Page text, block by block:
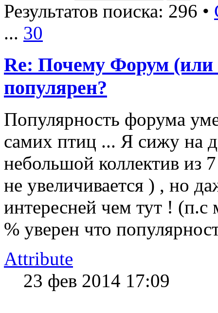
Результатов поиска: 296 •
... 30
Re: Почему Форум (или
популярен?
Популярность форума
самих птиц ... Я сижу на
небольшой коллектив из
не увеличивается ) , но
интересней чем тут !
% уверен что
Attribute
23 фев 2014 17:09